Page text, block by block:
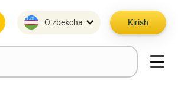
O’zbekcha Kirish